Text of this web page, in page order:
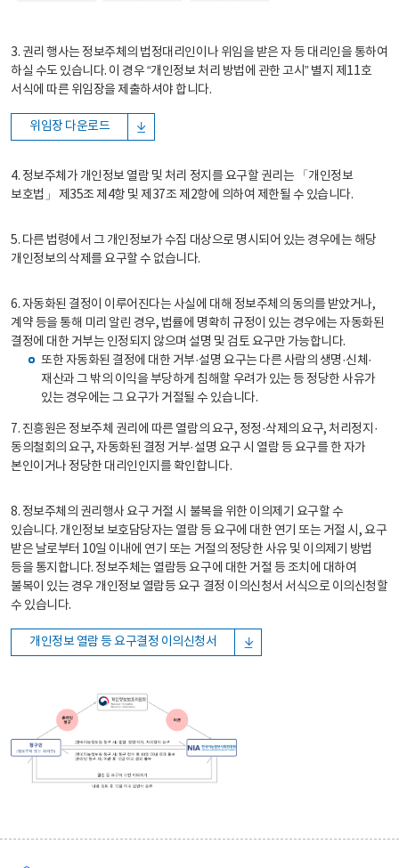
3. 권리 행사는 정보주체의 법정대리인이나 위임을 받은 자 등 대리인을 통하여
하실 수도 있습니다. 이 경우 “개인정보 처리 방법에 관한 고시” 별지 제11호
서식에 따른 위임장을 제출하셔야 합니다.
위임장 다운로드
4. 정보주체가 개인정보 열람 및 처리 정지를 요구할 권리는 「개인정보
보호법」 제35조 제4항 및 제37조 제2항에 의하여 제한될 수 있습니다.
5. 다른 법령에서 그 개인정보가 수집 대상으로 명시되어 있는 경우에는 해당
개인정보의 삭제를 요구할 수 없습니다.
6. 자동화된 결정이 이루어진다는 사실에 대해 정보주체의 동의를 받았거나,
계약 등을 통해 미리 알린 경우, 법률에 명확히 규정이 있는 경우에는 자동화된
결정에 대한 거부는 인정되지 않으며 설명 및 검토 요구만 가능합니다.
또한 자동화된 결정에 대한 거부·설명 요구는 다른 사람의 생명·신체·
재산과 그 밖의 이익을 부당하게 침해할 우려가 있는 등 정당한 사유가
있는 경우에는 그 요구가 거절될 수 있습니다.
7. 진흥원은 정보주체 권리에 따른 열람의 요구, 정정·삭제의 요구, 처리정지·
동의철회의 요구, 자동화된 결정 거부·설명 요구 시 열람 등 요구를 한 자가
본인이거나 정당한 대리인인지를 확인합니다.
8. 정보주체의 권리행사 요구 거절 시 불복을 위한 이의제기 요구할 수
있습니다. 개인정보 보호담당자는 열람 등 요구에 대한 연기 또는 거절 시, 요구
받은 날로부터 10일 이내에 연기 또는 거절의 정당한 사유 및 이의제기 방법
등을 통지합니다. 정보주체는 열람등 요구에 대한 거절 등 조치에 대하여
불복이 있는 경우 개인정보 열람등 요구 결정 이의신청서 서식으로 이의신청할
수 있습니다.
개인정보 열람 등 요구결정 이의신청서